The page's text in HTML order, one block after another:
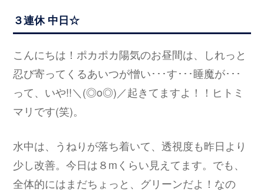
３連休 中日☆
こんにちは！ポカポカ陽気のお昼間は、しれっと
忍び寄ってくるあいつが憎い･･･す･･･睡魔が･･･
って、いや!!＼(◎o◎)／起きてますよ！！ヒトミ
マリです(笑)。
水中は、うねりが落ち着いて、透視度も昨日より
少し改善。今日は８mくらい見えてます。でも、
全体的にはまだちょっと、グリーンだよ！なの